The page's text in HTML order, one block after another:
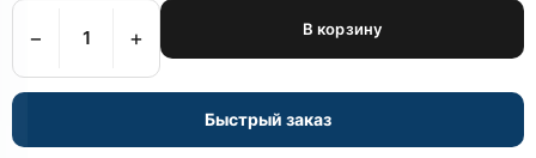
− + В корзину
Быстрый заказ